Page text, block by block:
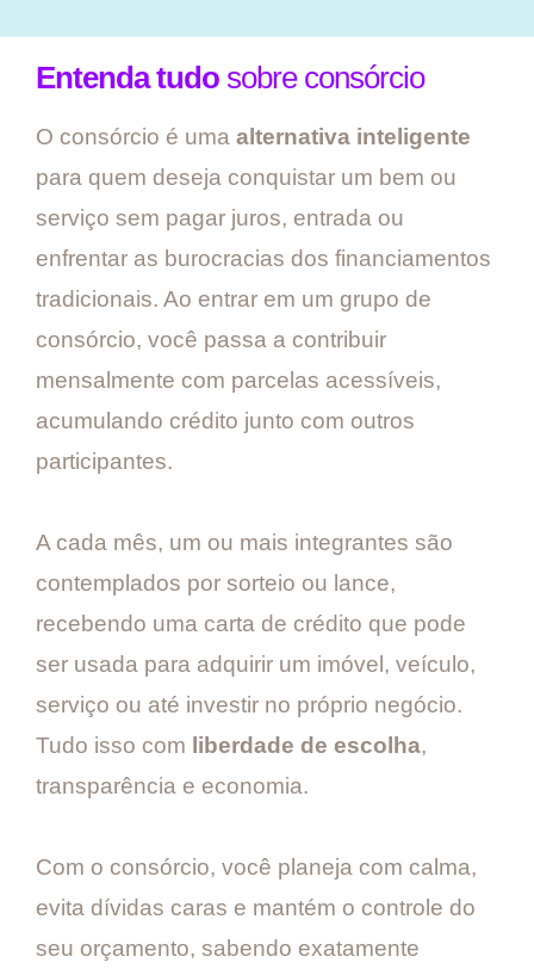
Entenda tudo sobre consórcio
O consórcio é uma alternativa inteligente
para quem deseja conquistar um bem ou
serviço sem pagar juros, entrada ou
enfrentar as burocracias dos financiamentos
tradicionais. Ao entrar em um grupo de
consórcio, você passa a contribuir
mensalmente com parcelas acessíveis,
acumulando crédito junto com outros
participantes.
A cada mês, um ou mais integrantes são
contemplados por sorteio ou lance,
recebendo uma carta de crédito que pode
ser usada para adquirir um imóvel, veículo,
serviço ou até investir no próprio negócio.
Tudo isso com liberdade de escolha,
transparência e economia.
Com o consórcio, você planeja com calma,
evita dívidas caras e mantém o controle do
seu orçamento, sabendo exatamente